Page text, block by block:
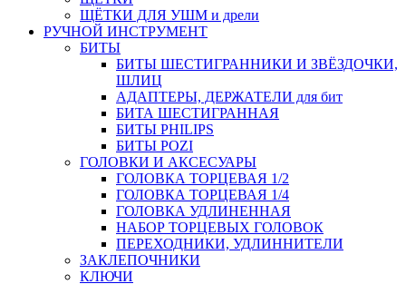
ЩЁТКИ ДЛЯ УШМ и дрели
РУЧНОЙ ИНСТРУМЕНТ
БИТЫ
БИТЫ ШЕСТИГРАННИКИ И ЗВЁЗДОЧКИ,
ШЛИЦ
АДАПТЕРЫ, ДЕРЖАТЕЛИ для бит
БИТА ШЕСТИГРАННАЯ
БИТЫ PHILIPS
БИТЫ POZI
ГОЛОВКИ И АКСЕСУАРЫ
ГОЛОВКА ТОРЦЕВАЯ 1/2
ГОЛОВКА ТОРЦЕВАЯ 1/4
ГОЛОВКА УДЛИНЕННАЯ
НАБОР ТОРЦЕВЫХ ГОЛОВОК
ПЕРЕХОДНИКИ, УДЛИННИТЕЛИ
ЗАКЛЕПОЧНИКИ
КЛЮЧИ